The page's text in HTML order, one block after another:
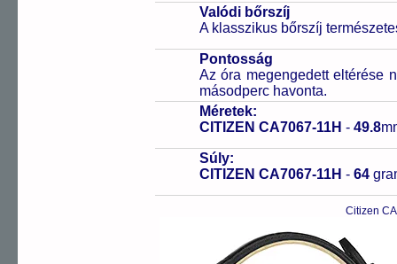
Valódi bőrszíj
A klasszikus bőrszíj
Pontosság
Az óra megengedett eltérése
másodperc havonta.
Méretek:
CITIZEN CA7067-11H - 49.8
Súly:
CITIZEN CA7067-11H - 64
Citizen